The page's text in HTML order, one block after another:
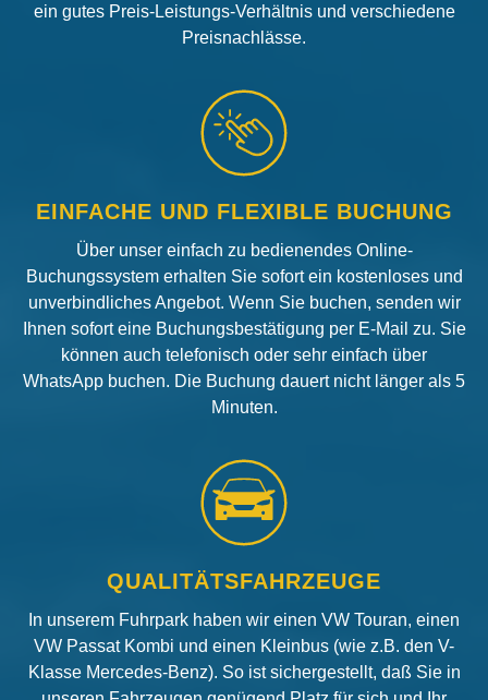
ein gutes Preis-Leistungs-Verhältnis und verschiedene
Preisnachlässe.
EINFACHE UND FLEXIBLE BUCHUNG
Über unser einfach zu bedienendes Online-
Buchungssystem erhalten Sie sofort ein kostenloses und
unverbindliches Angebot. Wenn Sie buchen, senden wir
Ihnen sofort eine Buchungsbestätigung per E-Mail zu. Sie
können auch telefonisch oder sehr einfach über
WhatsApp buchen. Die Buchung dauert nicht länger als 5
Minuten.
QUALITÄTSFAHRZEUGE
In unserem Fuhrpark haben wir einen VW Touran, einen
VW Passat Kombi und einen Kleinbus (wie z.B. den V-
Klasse Mercedes-Benz). So ist sichergestellt, daß Sie in